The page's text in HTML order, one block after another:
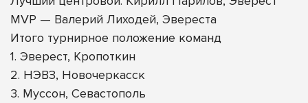
MVP — Валерий Лиходей, Эвереста
Итого турнирное положение команд
1. Эверест, Кропоткин
2. НЭВЗ, Новочеркасск
3. Муссон, Севастополь